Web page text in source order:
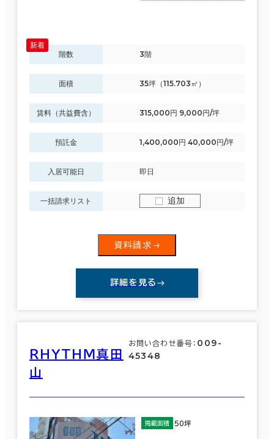
階数 3階
面積 35坪（115.703㎡）
賃料（共益費含） 315,000円 9,000円/坪
預託金 1,400,000円 40,000円/坪
入居可能日 即日
一括請求リスト 追加
資料請求
詳細を見る
ＲＨＹＴＨＭ真田
山
お問い合わせ番号： 009-
45348
掲載面積 50坪